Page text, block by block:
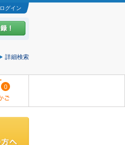
ログイン
詳細検索
0